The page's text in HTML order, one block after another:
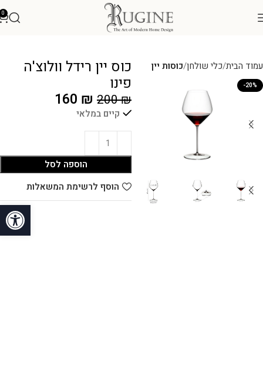
פתח
0
עמוד הבית כלי שולחן כוסות יין
-20%
כוס יין רידל וולוצ'ה
פינו
200₪
160 ₪
קיים במלאי
הוספה לסל
הוסף לרשימת המשאלות